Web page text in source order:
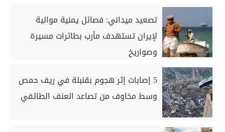
تصعيد ميداني: فصائل يمنية موالية
لإيران تستهدف مأرب بطائرات مسيرة
وصواريخ
5 إصابات إثر هجوم بقنبلة في ريف حمص
وسط مخاوف من تصاعد العنف الطائفي